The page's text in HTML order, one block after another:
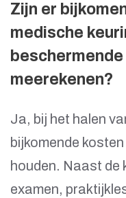
Zijn er
medische
meerekenen?
Ja, bij het halen
bijkomende
houden. Naast de
examen,